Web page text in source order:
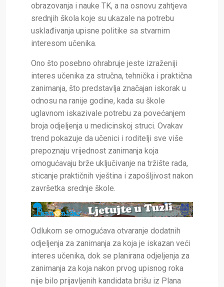
obrazovanja i nauke TK, a na osnovu zahtjeva
srednjih škola koje su ukazale na potrebu
usklađivanja upisne politike sa stvarnim
interesom učenika.
Ono što posebno ohrabruje jeste izraženiji
interes učenika za stručna, tehnička i praktična
zanimanja, što predstavlja značajan iskorak u
odnosu na ranije godine, kada su škole
uglavnom iskazivale potrebu za povećanjem
broja odjeljenja u medicinskoj struci. Ovakav
trend pokazuje da učenici i roditelji sve više
prepoznaju vrijednost zanimanja koja
omogućavaju brže uključivanje na tržište rada,
sticanje praktičnih vještina i zapošljivost nakon
završetka srednje škole.
Odlukom se omogućava otvaranje dodatnih
odjeljenja za zanimanja za koja je iskazan veći
interes učenika, dok se planirana odjeljenja za
zanimanja za koja nakon prvog upisnog roka
nije bilo prijavljenih kandidata brišu iz Plana